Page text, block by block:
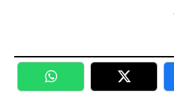
WhatsApp Twitter